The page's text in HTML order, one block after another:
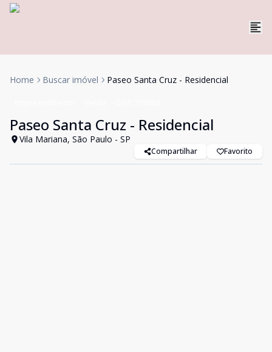
Home Buscar imóvel Paseo Santa Cruz - Residencial
Paseo Santa Cruz - Residencial
Vila Mariana, São Paulo - SP
Compartilhar Favorito